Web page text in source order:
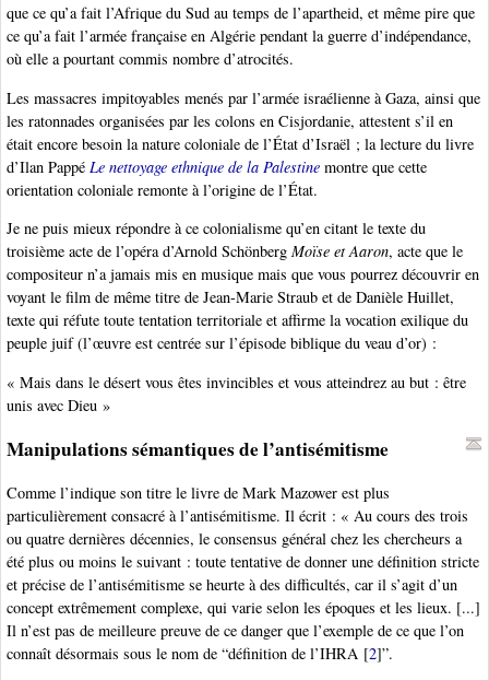
que ce qu’a fait l’Afrique du Sud au temps de l’apartheid, et même pire que
ce qu’a fait l’armée française en Algérie pendant la guerre d’indépendance,
où elle a pourtant commis nombre d’atrocités.
Les massacres impitoyables menés par l’armée israélienne à Gaza, ainsi que
les ratonnades organisées par les colons en Cisjordanie, attestent s’il en
était encore besoin la nature coloniale de l’État d’Israël ; la lecture du livre
d’Ilan Pappé Le nettoyage ethnique de la Palestine montre que cette
orientation coloniale remonte à l’origine de l’État.
Je ne puis mieux répondre à ce colonialisme qu’en citant le texte du
troisième acte de l’opéra d’Arnold Schönberg Moïse et Aaron, acte que le
compositeur n’a jamais mis en musique mais que vous pourrez découvrir en
voyant le film de même titre de Jean-Marie Straub et de Danièle Huillet,
texte qui réfute toute tentation territoriale et affirme la vocation exilique du
peuple juif (l’œuvre est centrée sur l’épisode biblique du veau d’or) :
« Mais dans le désert vous êtes invincibles et vous atteindrez au but : être
unis avec Dieu »
Manipulations sémantiques de l’antisémitisme
Comme l’indique son titre le livre de Mark Mazower est plus
particulièrement consacré à l’antisémitisme. Il écrit : « Au cours des trois
ou quatre dernières décennies, le consensus général chez les chercheurs a
été plus ou moins le suivant : toute tentative de donner une définition stricte
et précise de l’antisémitisme se heurte à des difficultés, car il s’agit d’un
concept extrêmement complexe, qui varie selon les époques et les lieux. [...]
Il n’est pas de meilleure preuve de ce danger que l’exemple de ce que l’on
connaît désormais sous le nom de “définition de l’IHRA [2]”.